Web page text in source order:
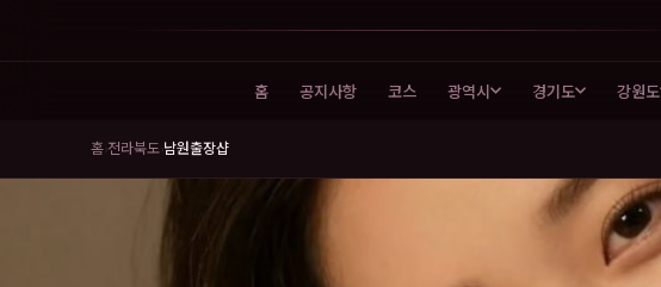
홈 공지사항 코스 광역시 경기도 강원도
홈›전라북도›남원출장샵